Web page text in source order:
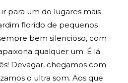
para um do lugares mais
florido de pequenos
bem silencioso, com
qualquer um. É lá
Devagar, chegamos com
o ultra som. Aos que